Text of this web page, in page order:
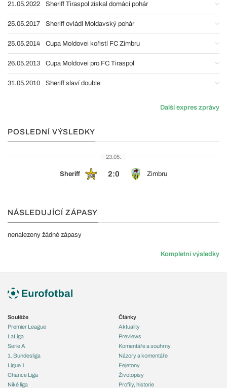
21.05.2022 Sheriff Tiraspol získal domácí pohár
25.05.2017 Sheriff ovládl Moldavský pohár
25.05.2014 Cupa Moldovei kořistí FC Zimbru
26.05.2013 Cupa Moldovei pro FC Tiraspol
31.05.2010 Sheriff slaví double
Další expres zprávy
POSLEDNÍ VÝSLEDKY
23.05.
Sheriff 2:0 Zimbru
NÁSLEDUJÍCÍ ZÁPASY
nenalezeny žádné zápasy
Kompletní výsledky
Soutěže
Premier League
LaLiga
Serie A
1. Bundesliga
Ligue 1
Chance Liga
Niké liga
Články
Aktuality
Previews
Komentáře a souhrny
Názory a komentáře
Fejetony
Životopisy
Profily, historie